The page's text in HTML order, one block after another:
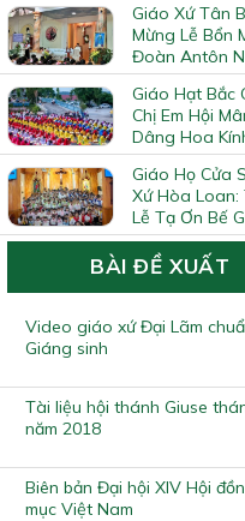
Giáo Xứ Tân
Mừng Lễ Bổn
Đoàn Antôn
Tiến Đích Và
Năm Học
2025–2026
Giáo Hạt Bắc
Chị Em Hội
Dâng Hoa
Tại Trung
Mẫu Từ Phong
Giáo Họ Cửa
Xứ Hòa Loan:
Lễ Tạ Ơn Bế
Năm Học
Trao Chứng
BÀI ĐỀ XUẤT
Video giáo xứ Đại Lãm
Giáng sinh
Tài liệu hội thánh Giuse
năm 2018
Biên bản Đại hội XIV Hội
mục Việt Nam